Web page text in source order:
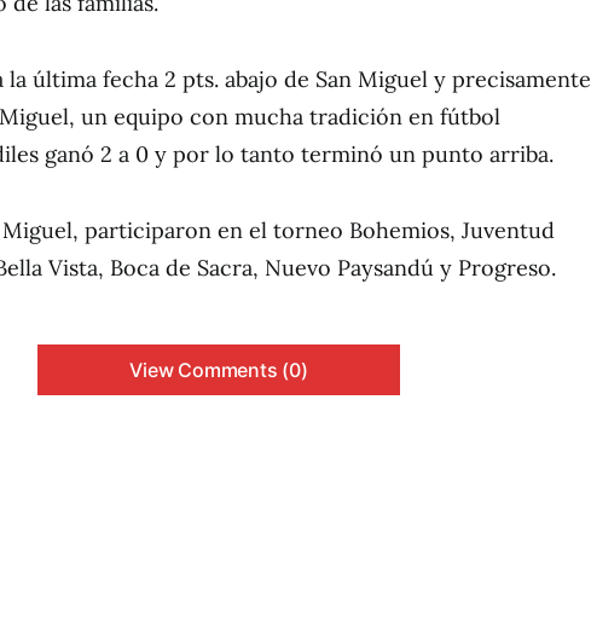
la última fecha 2 pts. abajo de San Miguel y precisamente
un equipo con mucha tradición en fútbol
ganó 2 a 0 y por lo tanto terminó un punto arriba.
Miguel, participaron en el torneo Bohemios, Juventud
Vista, Boca de Sacra, Nuevo Paysandú y Progreso.
View Comments (0)